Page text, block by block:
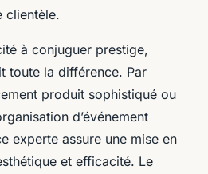
clientèle.
à conjuguer prestige,
toute la différence. Par
produit sophistiqué ou
d’événement
experte assure une mise en
et efficacité. Le